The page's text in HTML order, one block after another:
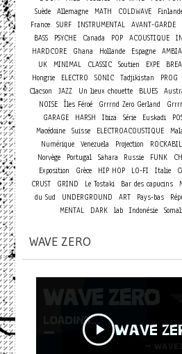
Suède Allemagne MATH COLDWAVE
France SURF INSTRUMENTAL AVANT-GARDE
BASS
PSYCHE Canada POP ACOUSTIQUE
HARDCORE
Ghana Hollande Espagne
UK MINIMAL CLASSIC Soutien EXPE
Hongrie
ELECTRO SONIC Tadjikistan PROG
Clacson
JAZZ Un lieux chouette BLUES
NOISE Îles Féroé Grrrnd Zero Gerland
GARAGE
HARSH Ibiza Série Euskadi
Macédoine
Suisse ELECTROACOUSTIQUE
Numérique Venezuela Projection
Norvège
Portugal Sahara Russie FUNK
Exposition
Grèce HIP HOP LO-FI Italie
CRUST
GRIND Le Tostaki Bar des capucins
du Sud
UNDERGROUND ART Pays-bas
MENTAL
DARK lab Indonésie
WAVE ZERO